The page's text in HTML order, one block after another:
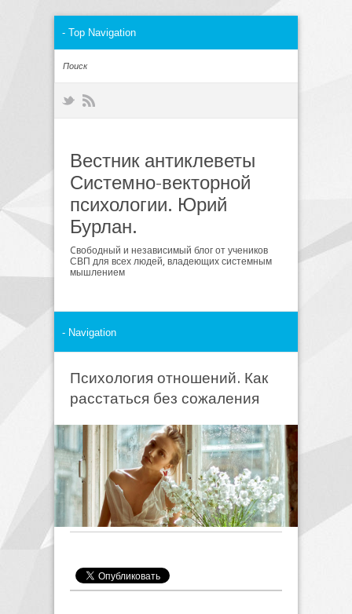
Вестник антиклеветы
Системно-векторной
психологии. Юрий
Бурлан.
Cвободный и независимый блог от учеников
СВП для всех людей, владеющих системным
мышлением
Психология отношений. Как
расстаться без сожаления